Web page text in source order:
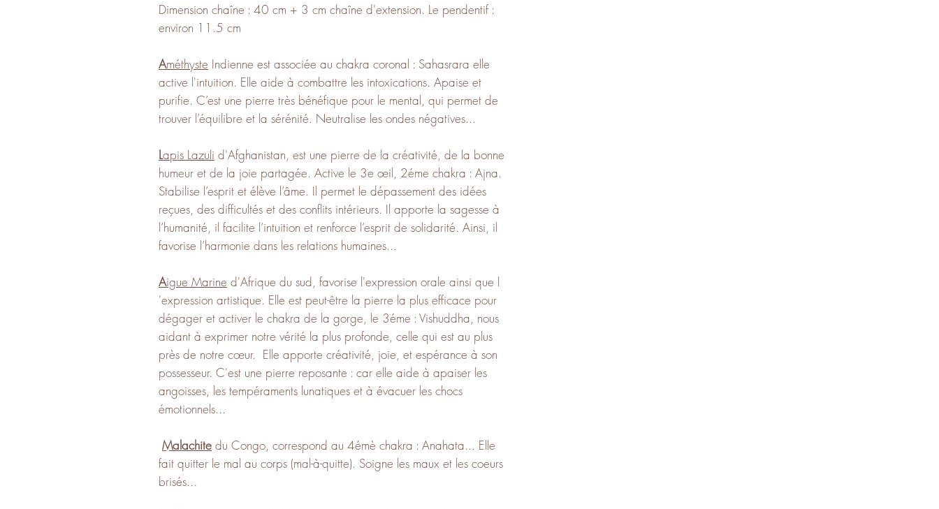
Dimension chaîne : 40 cm + 3 cm chaîne d'extension. Le pendentif :
environ 11.5 cm
Améthyste Indienne est associée au chakra coronal : Sahasrara elle
active l'intuition. Elle aide à combattre les intoxications. Apaise et
purifie. C’est une pierre très bénéfique pour le mental, qui permet de
trouver l’équilibre et la sérénité. Neutralise les ondes négatives...
Lapis Lazuli d'Afghanistan, est une pierre de la créativité, de la bonne
humeur et de la joie partagée. Active le 3e œil, 2éme chakra : Ajna.
Stabilise l’esprit et élève l’âme. Il permet le dépassement des idées
reçues, des difficultés et des conflits intérieurs. Il apporte la sagesse à
l’humanité, il facilite l’intuition et renforce l’esprit de solidarité. Ainsi, il
favorise l’harmonie dans les relations humaines...
Aigue Marine d'Afrique du sud, favorise l'expression orale ainsi que l
'expression artistique. Elle est peut-être la pierre la plus efficace pour
dégager et activer le chakra de la gorge, le 3éme : Vishuddha, nous
aidant à exprimer notre vérité la plus profonde, celle qui est au plus
près de notre cœur. Elle apporte créativité, joie, et espérance à son
possesseur. C'est une pierre reposante : car elle aide à apaiser les
angoisses, les tempéraments lunatiques et à évacuer les chocs
émotionnels...
Malachite du Congo, correspond au 4émè chakra : Anahata... Elle
fait quitter le mal au corps (mal-à-quitte). Soigne les maux et les coeurs
brisés...